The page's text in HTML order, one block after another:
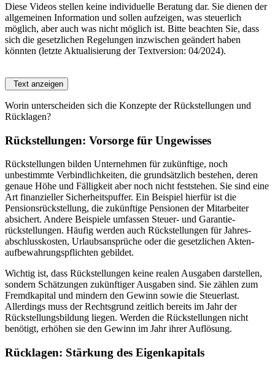
Diese Videos stellen keine individuelle Beratung dar. Sie dienen der
allgemeinen Information und sollen aufzeigen, was steuerlich
möglich, aber auch was nicht möglich ist. Bitte beachten Sie, dass
sich die gesetzlichen Regelungen inzwischen geändert haben
könnten (letzte Aktualisierung der Textversion: 04/2024).
Text anzeigen
Worin unterscheiden sich die Konzepte der Rückstellungen und
Rücklagen?
Rückstellungen: Vorsorge für Ungewisses
Rückstellungen bilden Unternehmen für zukünftige, noch
unbestimmte Verbindlichkeiten, die grundsätzlich bestehen, deren
genaue Höhe und Fälligkeit aber noch nicht feststehen. Sie sind eine
Art finanzieller Sicherheitspuffer. Ein Beispiel hierfür ist die
Pensionsrückstellung, die zukünftige Pensionen der Mitarbeiter
absichert. Andere Beispiele umfassen Steuer- und Garantie­
rückstellungen. Häufig werden auch Rückstellungen für Jahres­
abschluss­kosten, Urlaubs­ansprüche oder die gesetzlichen Akten­
aufbewahrungs­pflichten gebildet.
Wichtig ist, dass Rückstellungen keine realen Ausgaben darstellen,
sondern Schätzungen zukünftiger Ausgaben sind. Sie zählen zum
Fremdkapital und mindern den Gewinn sowie die Steuerlast.
Allerdings muss der Rechtsgrund zeitlich bereits im Jahr der
Rückstellungsbildung liegen. Werden die Rückstellungen nicht
benötigt, erhöhen sie den Gewinn im Jahr ihrer Auflösung.
Rücklagen: Stärkung des Eigenkapitals